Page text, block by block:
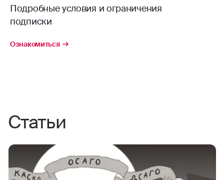
Подробные условия и ограничения
подписки
Ознакомиться
Статьи